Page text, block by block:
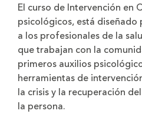
El curso de Intervención en
psicológicos, está diseñado
a los profesionales de la
que trabajan con la
primeros auxilios
herramientas de
la crisis y la recuperación
la persona.